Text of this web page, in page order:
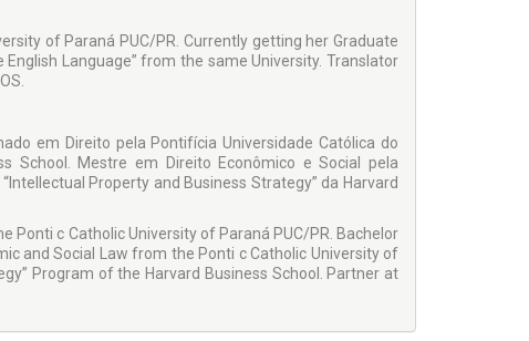
of Paraná PUC/PR. Currently getting her Graduate
Language” from the same University. Translator
em Direito pela Pontifícia Universidade Católica do
School. Mestre em Direito Econômico e Social pela
Property and Business Strategy” da Harvard
c Catholic University of Paraná PUC/PR. Bachelor
and Social Law from the Ponti c Catholic University of
Program of the Harvard Business School. Partner at